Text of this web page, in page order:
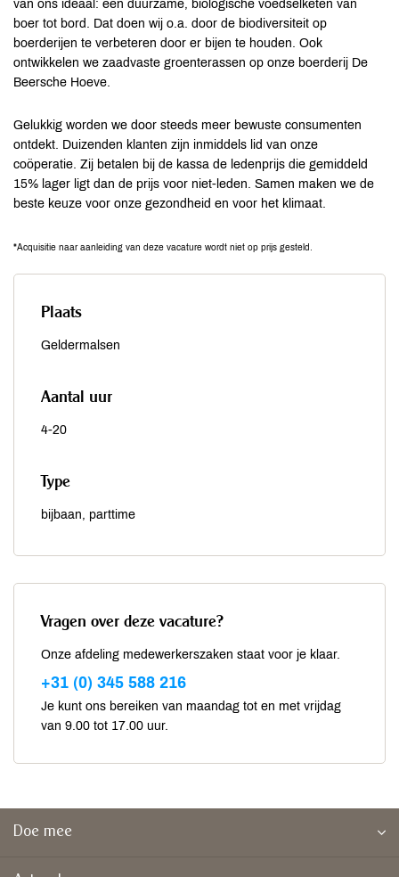
van ons ideaal: een duurzame, biologische voedselketen van
boer tot bord. Dat doen wij o.a. door de biodiversiteit op
boerderijen te verbeteren door er bijen te houden. Ook
ontwikkelen we zaadvaste groenterassen op onze boerderij De
Beersche Hoeve.
Gelukkig worden we door steeds meer bewuste consumenten
ontdekt. Duizenden klanten zijn inmiddels lid van onze
coöperatie. Zij betalen bij de kassa de ledenprijs die gemiddeld
15% lager ligt dan de prijs voor niet-leden. Samen maken we de
beste keuze voor onze gezondheid en voor het klimaat.
*Acquisitie naar aanleiding van deze vacature wordt niet op prijs gesteld.
Plaats
Geldermalsen
Aantal uur
4-20
Type
bijbaan, parttime
Vragen over deze vacature?
Onze afdeling medewerkerszaken staat voor je klaar.
+31 (0) 345 588 216
Je kunt ons bereiken van maandag tot en met vrijdag
van 9.00 tot 17.00 uur.
Doe mee